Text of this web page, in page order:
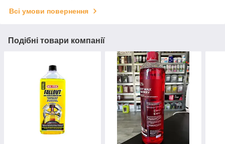
Всі умови повернення
Подібні товари компанії